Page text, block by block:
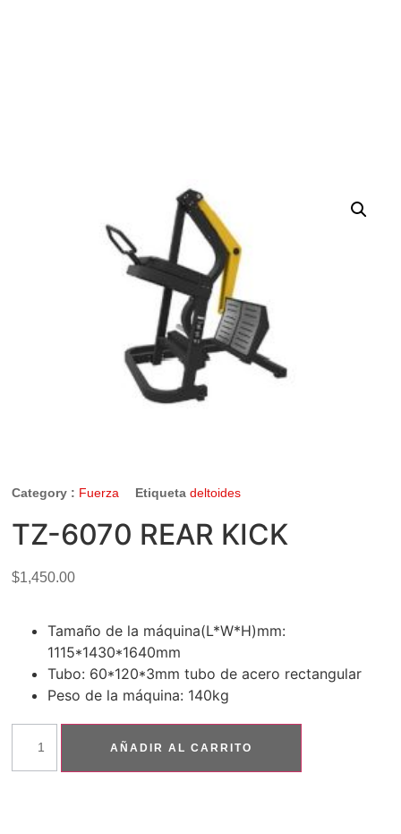
Category : Fuerza Etiqueta deltoides
TZ-6070 REAR KICK
$1,450.00
Tamaño de la máquina(L*W*H)mm:
1115*1430*1640mm
Tubo: 60*120*3mm tubo de acero rectangular
Peso de la máquina: 140kg
AÑADIR AL CARRITO